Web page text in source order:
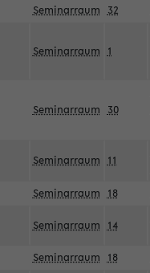
Seminarraum 32
Seminarraum 1
Seminarraum 30
Seminarraum 11
Seminarraum 18
Seminarraum 14
Seminarraum 18